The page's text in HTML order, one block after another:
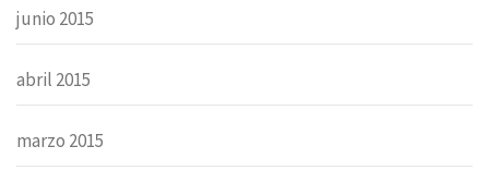
junio 2015
abril 2015
marzo 2015